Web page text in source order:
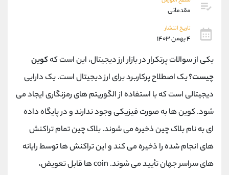
مقدماتی
تاریخ انتشار
۴ بهمن ۱۴۰۳
یکی از سوالات پرتکرار در بازار ارز دیجیتال، این است کهکوین
چیست؟یک اصطلاح پرکاربرد برای ارز دیجیتال است. یک دارایی
دیجیتالی است که با استفاده از الگوریتم های رمزنگاری ایجاد می
شود. کوین ها به صورت فیزیکی وجود ندارند و در پایگاه داده
ای به نام بلاک چین ذخیره می شوند. بلاک چین تمام تراکنش
های انجام شده را ذخیره می کند و این تراکنش ها توسط رایانه
های سراسر جهان تأیید می شوند. coin ها قابل تعویض،
اطلاعات تماس
تلفن 021-22021030
021-22021040
اینستاگرام @alireza.mehrabii
کانال تلگرام @alirezamehrabi_com
@alirezamehrabi_official